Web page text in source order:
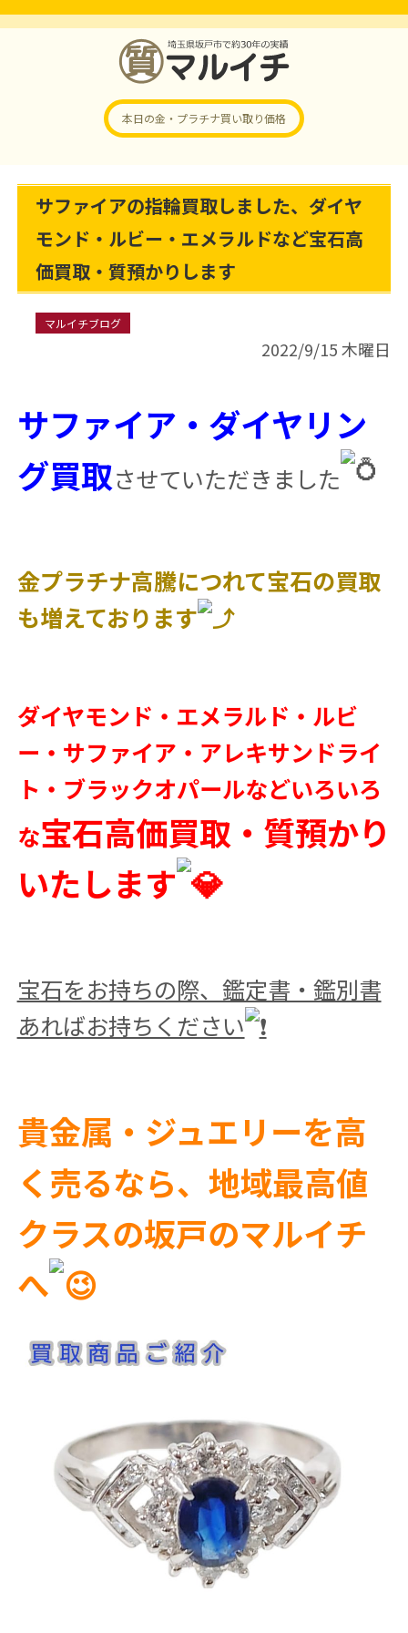
本日の金・プラチナ買い取り価格
サファイアの指輪買取しました、ダイヤ
モンド・ルビー・エメラルドなど宝石高
価買取・質預かりします
マルイチブログ
2022/9/15 木曜日
サファイア・ダイヤリン
グ買取させていただきました
金プラチナ高騰につれて宝石の買取
も増えております
ダイヤモンド・エメラルド・ルビ
ー・サファイア・アレキサンドライ
ト・ブラックオパールなどいろいろ
な宝石高価買取・質預かり
いたします
宝石をお持ちの際、鑑定書・鑑別書
あればお持ちください
貴金属・ジュエリーを高
く売るなら、地域最高値
クラスの坂戸のマルイチ
へ